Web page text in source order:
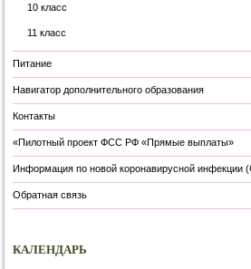
10 класс
11 класс
Питание
Навигатор дополнительного образования
Контакты
«Пилотный проект ФСС РФ «Прямые выплаты»
Информация по новой коронавирусной инфекции
Обратная связь
КАЛЕНДАРЬ